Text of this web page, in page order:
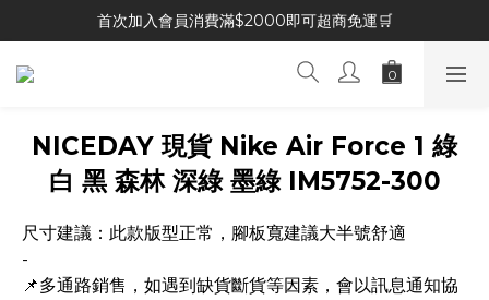
首次加入會員消費滿$2000即可超商免運🛒
NICEDAY 現貨 Nike Air Force 1 綠
白 黑 森林 深綠 墨綠 IM5752-300
尺寸建議：此款版型正常，腳板寬建議大半號舒適
-
📌多通路銷售，如遇到缺貨斷貨等因素，會以訊息通知協